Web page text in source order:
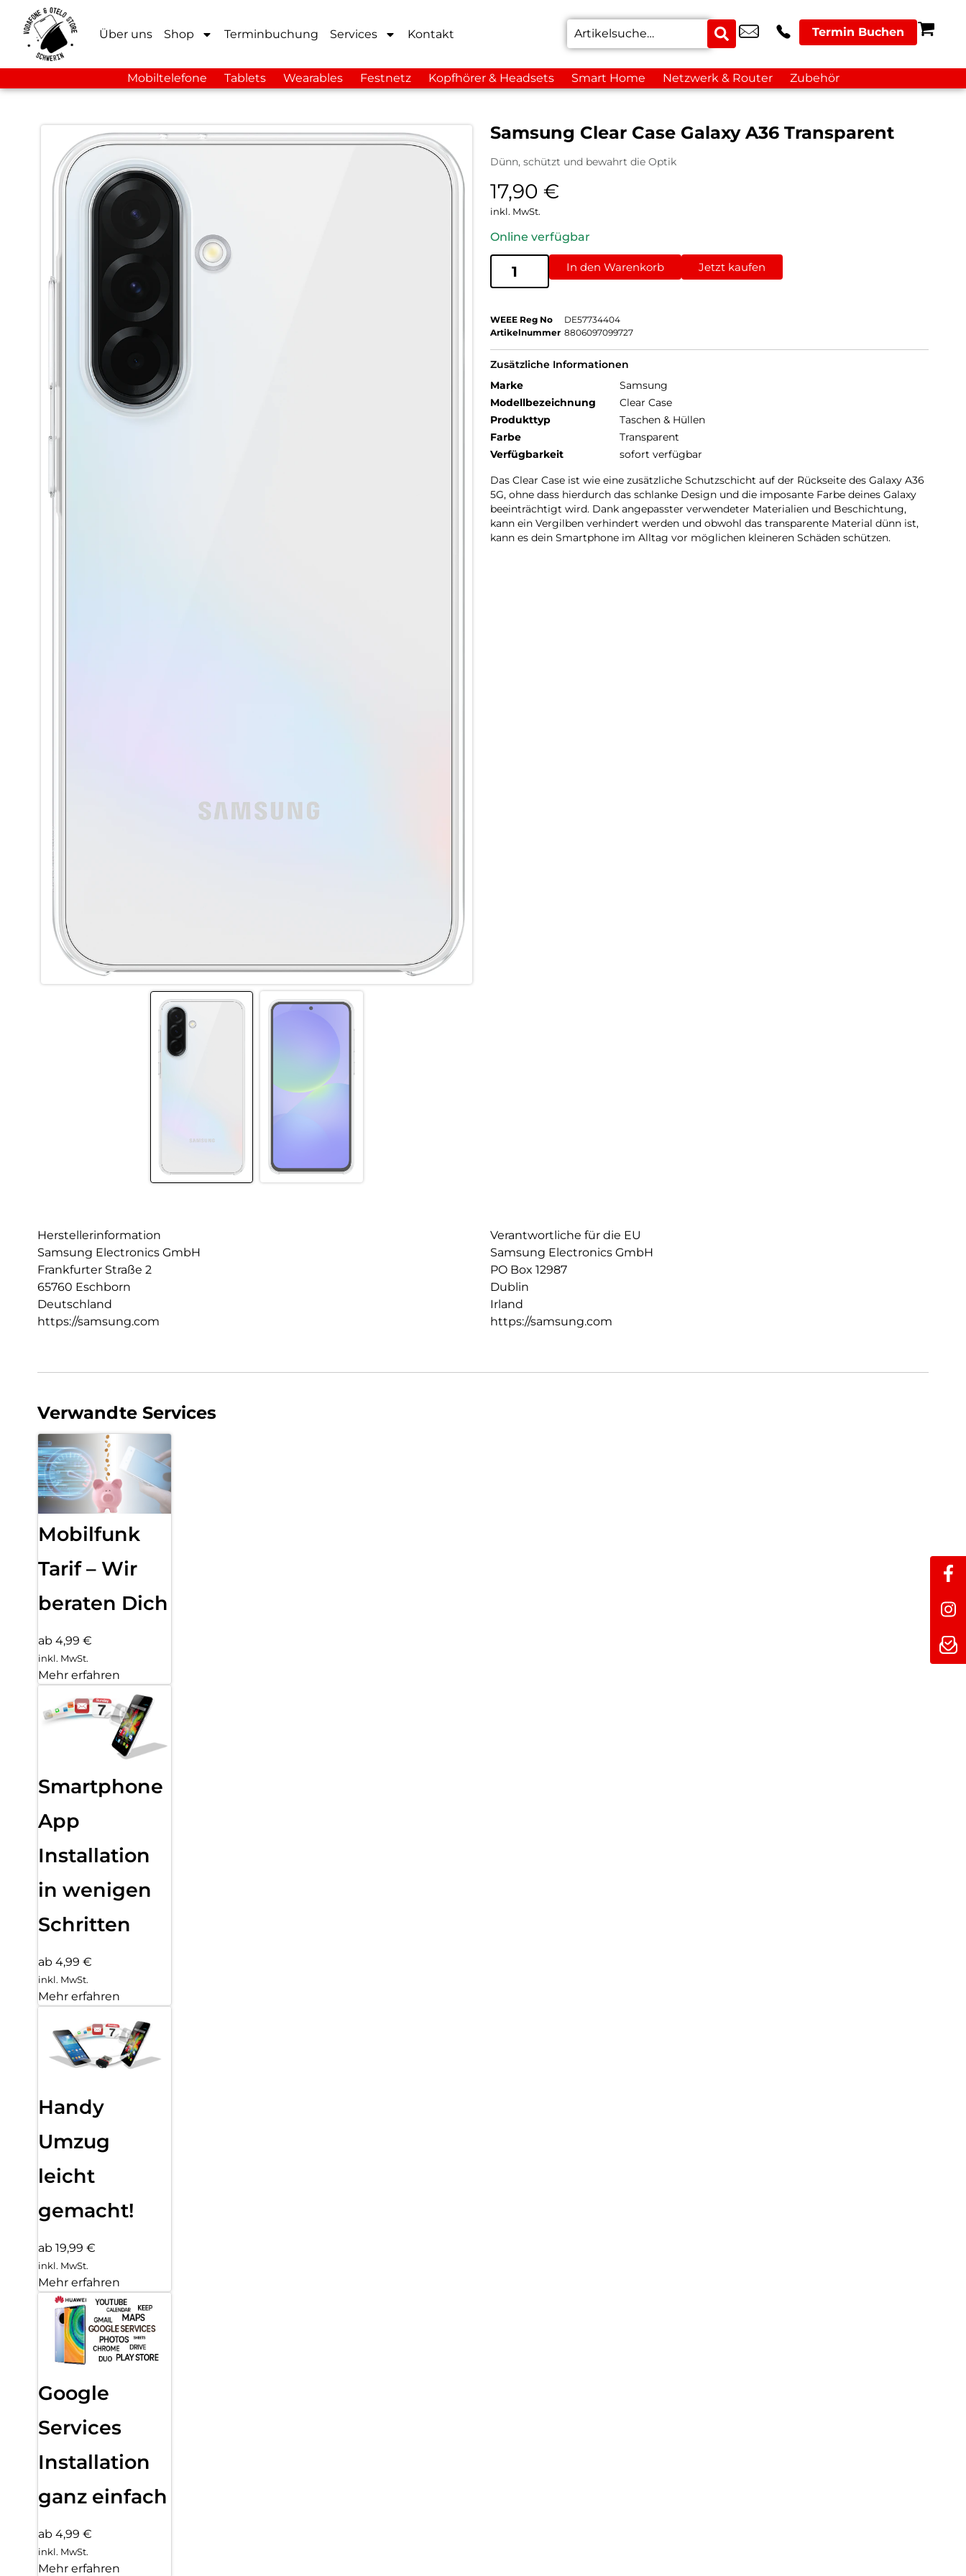
Über uns Shop Terminbuchung Services Kontakt Termin Buchen
Mobiltelefone Tablets Wearables Festnetz Kopfhörer & Headsets Smart Home Netzwerk & Router Zubehör
Samsung Clear Case Galaxy A36 Transparent
Dünn, schützt und bewahrt die Optik
17,90 €
inkl. MwSt.
Online verfügbar
In den Warenkorb Jetzt kaufen
WEEE Reg No
DE57734404
Artikelnummer 8806097099727
Zusätzliche Informationen
Marke
Samsung
Modellbezeichnung
Clear Case
Produkttyp
Taschen & Hüllen
Farbe
Transparent
Verfügbarkeit
sofort verfügbar
Das Clear Case ist wie eine zusätzliche Schutzschicht auf der Rückseite des Galaxy A36
5G, ohne dass hierdurch das schlanke Design und die imposante Farbe deines Galaxy
beeinträchtigt wird. Dank angepasster verwendeter Materialien und Beschichtung,
kann ein Vergilben verhindert werden und obwohl das transparente Material dünn ist,
kann es dein Smartphone im Alltag vor möglichen kleineren Schäden schützen.
Herstellerinformation
Samsung Electronics GmbH
Frankfurter Straße 2
65760 Eschborn
Deutschland
https://samsung.com
Verantwortliche für die EU
Samsung Electronics GmbH
PO Box 12987
Dublin
Irland
https://samsung.com
Verwandte Services
Mobilfunk
Tarif – Wir
beraten Dich
ab 4,99 €
inkl. MwSt.
Mehr erfahren
Smartphone
App
Installation
in wenigen
Schritten
ab 4,99 €
inkl. MwSt.
Mehr erfahren
Handy
Umzug
leicht
gemacht!
ab 19,99 €
inkl. MwSt.
Mehr erfahren
Google
Services
Installation
ganz einfach
ab 4,99 €
inkl. MwSt.
Mehr erfahren